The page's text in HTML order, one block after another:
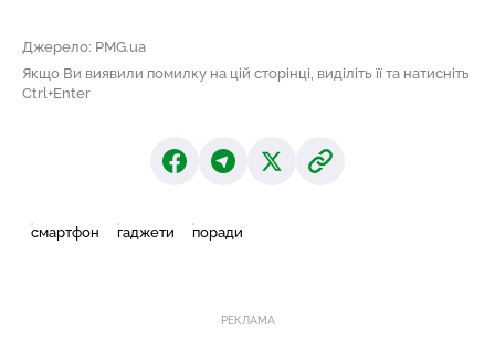
Джерело: PMG.ua
Якщо Ви виявили помилку на цій сторінці, виділіть її та натисніть
Ctrl+Enter
смартфон гаджети поради
РЕКЛАМА